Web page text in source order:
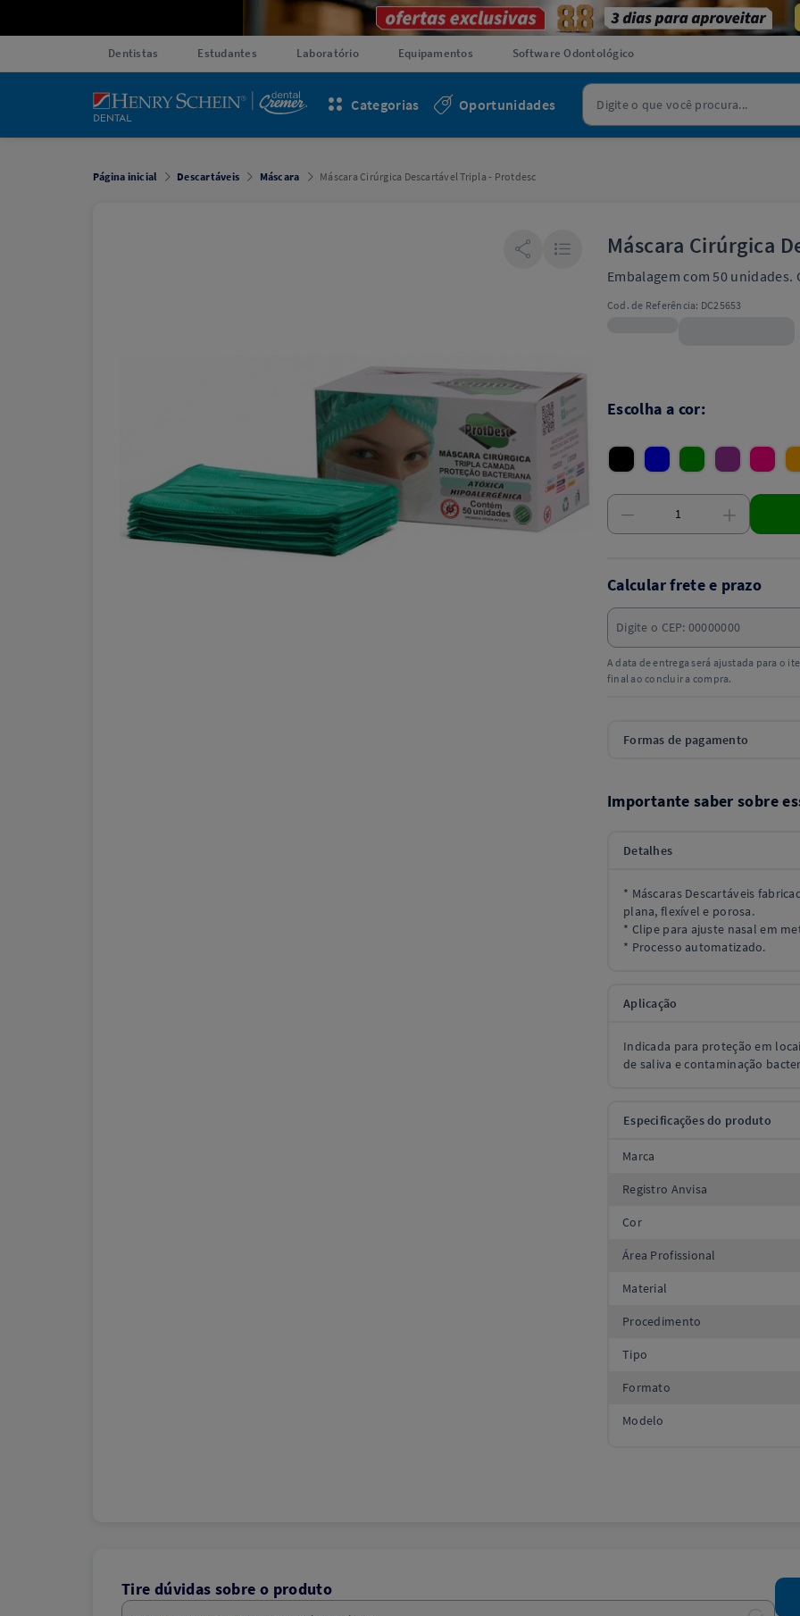
Dentistas Estudantes Laboratório Equipamentos Software Odontológico
Oportunidades
Categorias
Página inicial Descartáveis Máscara Máscara Cirúrgica Descartável Tripla - Protdesc
Máscara Cirúrgica
Embalagem com 50 unidades.
Cod. de Referência: DC25653
Escolha a cor:
Calcular frete e prazo
A data de entrega será ajustada para o
final ao concluir a compra.
Formas de pagamento
Importante saber sobre
Detalhes
* Máscaras Descartáveis
plana, flexível e porosa.
* Clipe para ajuste nasal em
* Processo automatizado.
Aplicação
Indicada para proteção em
de saliva e contaminação
Especificações do produto
Marca
Registro Anvisa
Cor
Área Profissional
Material
Procedimento
Tipo
Formato
Modelo
Tire dúvidas sobre o produto